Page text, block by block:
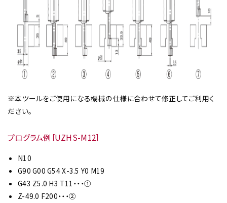
※本ツールをご使用になる機械の仕様に合わせて修正してご利用く
ださい。
プログラム例［UZHS-M12］
N10
G90 G00 G54 X-3.5 Y0 M19
G43 Z5.0 H3 T11・・・①
Z-49.0 F200・・・②